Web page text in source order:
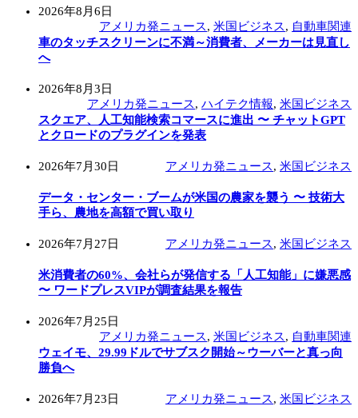
2026年8月6日
アメリカ発ニュース, 米国ビジネス, 自動車関連
車のタッチスクリーンに不満～消費者、メーカーは見直し
へ
2026年8月3日
アメリカ発ニュース, ハイテク情報, 米国ビジネス
スクエア、人工知能検索コマースに進出 〜 チャットGPT
とクロードのプラグインを発表
2026年7月30日 アメリカ発ニュース, 米国ビジネス
データ・センター・ブームが米国の農家を襲う 〜 技術大
手ら、農地を高額で買い取り
2026年7月27日 アメリカ発ニュース, 米国ビジネス
米消費者の60%、会社らが発信する「人工知能」に嫌悪感
〜 ワードプレスVIPが調査結果を報告
2026年7月25日
アメリカ発ニュース, 米国ビジネス, 自動車関連
ウェイモ、29.99ドルでサブスク開始～ウーバーと真っ向
勝負へ
2026年7月23日 アメリカ発ニュース, 米国ビジネス